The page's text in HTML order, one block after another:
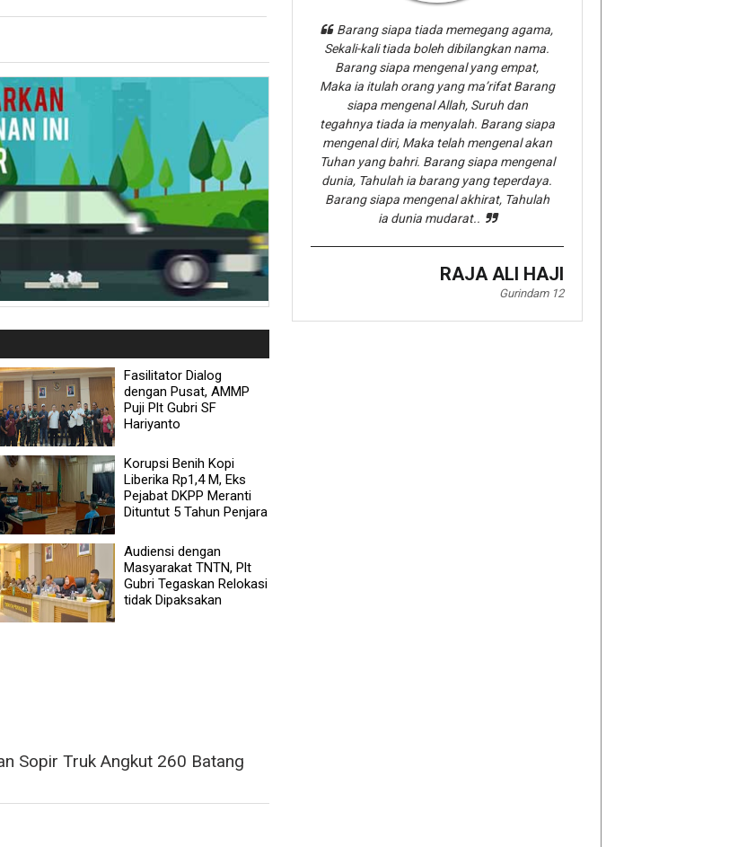
Fasilitator Dialog
dengan Pusat, AMMP
Puji Plt Gubri SF
Hariyanto
Korupsi Benih Kopi
Liberika Rp1,4 M, Eks
Pejabat DKPP Meranti
Dituntut 5 Tahun Penjara
Audiensi dengan
Masyarakat TNTN, Plt
Gubri Tegaskan Relokasi
tidak Dipaksakan
Sopir Truk Angkut 260 Batang
Barang siapa tiada memegang agama,
Sekali-kali tiada boleh dibilangkan nama.
Barang siapa mengenal yang empat,
Maka ia itulah orang yang ma’rifat Barang
siapa mengenal Allah, Suruh dan
tegahnya tiada ia menyalah. Barang siapa
mengenal diri, Maka telah mengenal akan
Tuhan yang bahri. Barang siapa mengenal
dunia, Tahulah ia barang yang teperdaya.
Barang siapa mengenal akhirat, Tahulah
ia dunia mudarat..
RAJA ALI HAJI
Gurindam 12